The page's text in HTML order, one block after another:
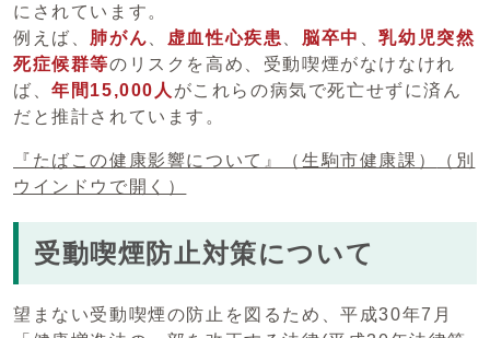
にされています。
例えば、 肺がん 虚血性心疾患 脳卒中 、乳幼児突然
死症候群等のリスクを高め、受動喫煙がなけなけれ
ば、年間15,000人 がこれらの病気で死亡せずに済ん
だと推計されています。
『たばこの健康影響について』（生駒市健康課）
（別
ウインドウで開く）
受動喫煙防止対策について
望まない受動喫煙の防止を図るため、平成30年7月